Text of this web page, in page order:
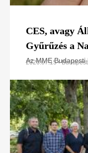
CES, avagy
Gyűrűzés a
Az MME
Constant Effort
területén
2026.07.15 •